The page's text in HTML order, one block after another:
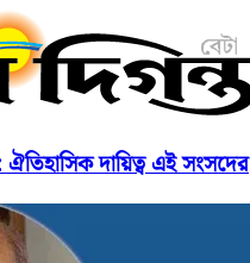
: ঐতিহাসিক দায়িত্ব এই সংসদের